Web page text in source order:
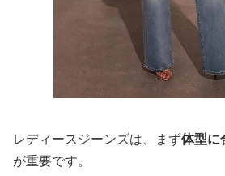
レディースジーンズは、まず体型に
が重要です。